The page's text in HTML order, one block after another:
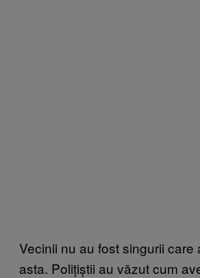
Vecinii nu au fost singurii care
asta. Polițiștii au văzut cum